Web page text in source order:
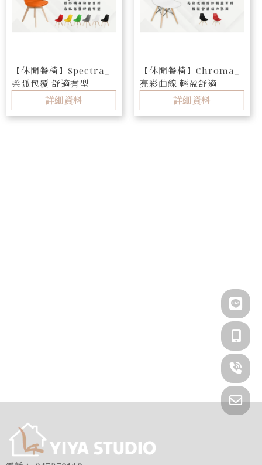
【休閒餐椅】Spectra_
柔弧包覆 舒適有型
詳細資料
【休閒餐椅】Chroma_
亮彩曲線 輕盈舒適
詳細資料